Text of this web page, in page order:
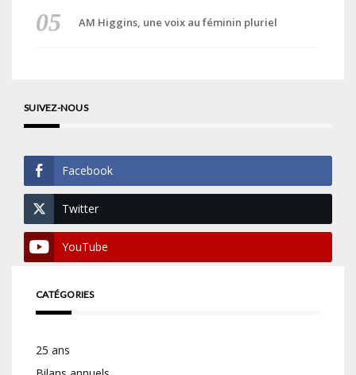
AM Higgins, une voix au féminin pluriel
SUIVEZ-NOUS
Facebook
Twitter
YouTube
CATÉGORIES
25 ans